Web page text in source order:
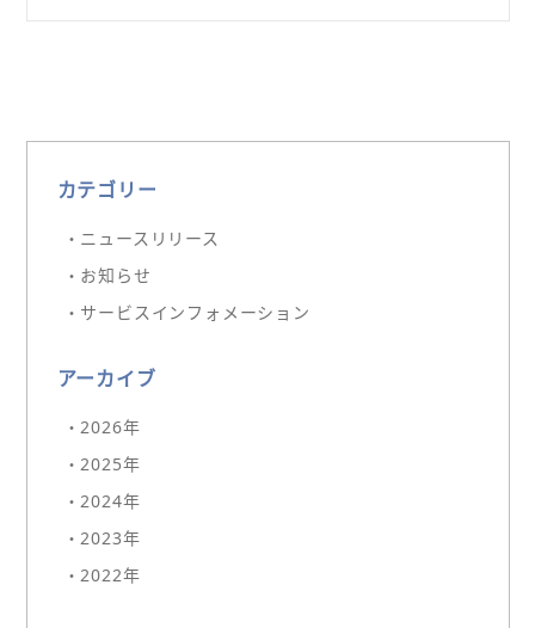
カテゴリー
・ニュースリリース
・お知らせ
・サービスインフォメーション
アーカイブ
・2026年
・2025年
・2024年
・2023年
・2022年